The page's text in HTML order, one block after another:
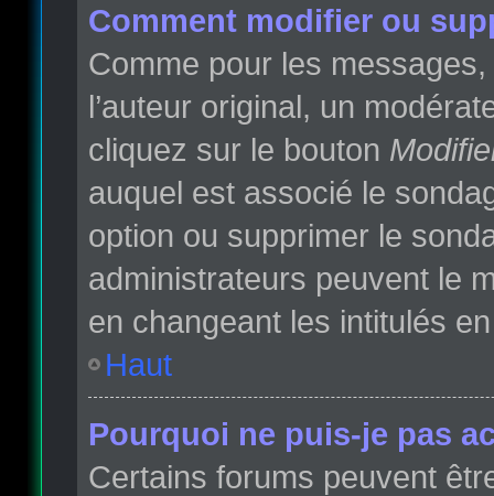
Comment modifier ou
Comme pour les
l’auteur original, un
cliquez sur le bouton
auquel est associé le
option ou supprimer le
administrateurs peuvent le
en changeant les intitulés
Haut
Pourquoi ne puis-je pas
Certains forums peuvent